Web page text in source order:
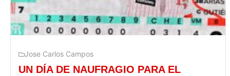
Jose Carlos Campos
UN DÍA DE NAUFRAGIO PARA EL